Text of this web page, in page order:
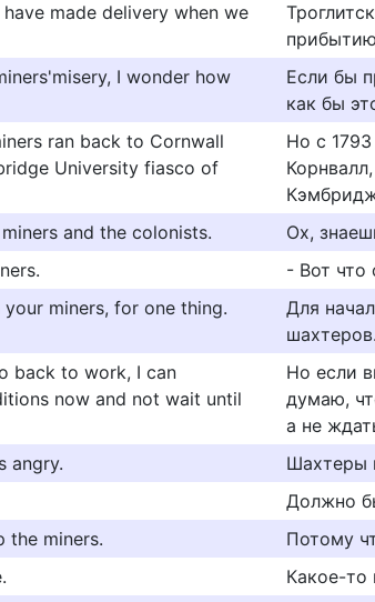
made delivery when we
I wonder how
Если бы
как бы
ran back to Cornwall
University fiasco of
Но с
and the colonists.
Ох,
- Вот что
miners, for one thing.
Для
шахтеров.
back to work, I can
now and not wait until
Но если
думаю,
а не
angry.
Шахтеры
Должно
the miners.
Потому
Какое-то